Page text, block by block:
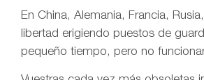
En China, Alemania, Francia,
libertad erigiendo puestos de
pequeño tiempo, pero no